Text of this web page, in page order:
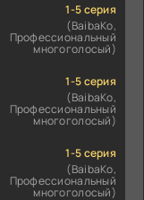
1-5 серия
(BaibaKo,
Профессиональный
многоголосый)
1-5 серия
(BaibaKo,
Профессиональный
многоголосый)
1-5 серия
(BaibaKo,
Профессиональный
многоголосый)